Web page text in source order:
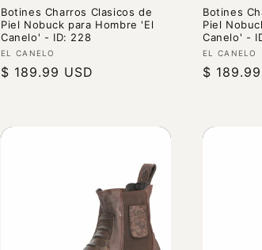
Botines Charros Clasicos de
Piel Nobuck para Hombre 'El
Canelo' - ID: 228
Proveedor:
EL CANELO
Precio
$ 189.99 USD
Botines
Piel
Canelo' -
EL CANELO
Precio
$